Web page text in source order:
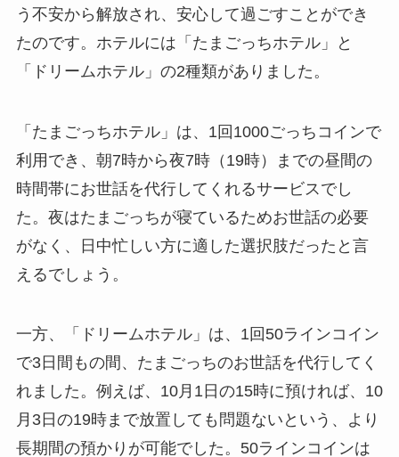
う不安から解放され、安心して過ごすことができ
たのです。ホテルには「たまごっちホテル」と
「ドリームホテル」の2種類がありました。
「たまごっちホテル」は、1回1000ごっちコインで
利用でき、朝7時から夜7時（19時）までの昼間の
時間帯にお世話を代行してくれるサービスでし
た。夜はたまごっちが寝ているためお世話の必要
がなく、日中忙しい方に適した選択肢だったと言
えるでしょう。
一方、「ドリームホテル」は、1回50ラインコイン
で3日間もの間、たまごっちのお世話を代行してく
れました。例えば、10月1日の15時に預ければ、10
月3日の19時まで放置しても問題ないという、より
長期間の預かりが可能でした。50ラインコインは